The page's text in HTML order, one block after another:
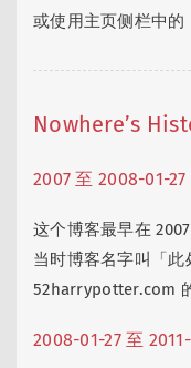
或使用主页侧栏中的
Nowhere’s
2007 至 2008-01-27
这个博客最早在
当时博客名字叫「
52harrypotter.com
2008-01-27 至